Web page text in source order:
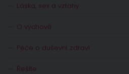
Láska, sex a vztahy
O výchově
Péče o duševní zdraví
Řešíte